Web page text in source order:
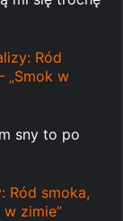
Ród
„Smok w
sny to po
Ród smoka,
zimie”